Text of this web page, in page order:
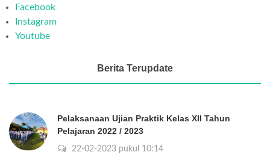
Facebook
Instagram
Youtube
Berita Terupdate
Pelaksanaan Ujian Praktik Kelas XII Tahun
Pelajaran 2022 / 2023
22-02-2023 pukul 10:14